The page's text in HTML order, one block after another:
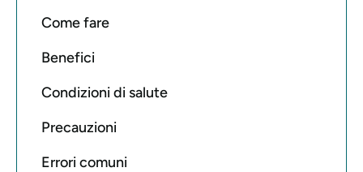
Come fare
Benefici
Condizioni di salute
Precauzioni
Errori comuni